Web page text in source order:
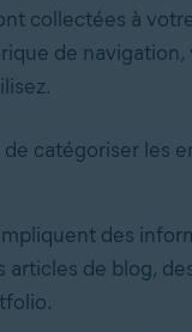
collectées à
de navigation,
catégoriser les
des
de blog,